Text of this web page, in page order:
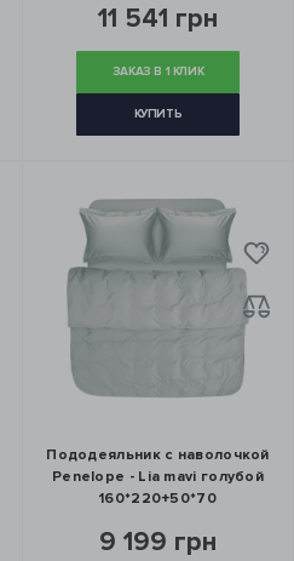
11 541 грн
ЗАКАЗ В 1 КЛИК
КУПИТЬ
Пододеяльник с наволочкой
Penelope - Lia mavi голубой
160*220+50*70
9 199 грн